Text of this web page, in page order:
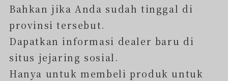
Bahkan jika Anda sudah tinggal di
provinsi tersebut.
Dapatkan informasi dealer baru di
situs jejaring sosial.
Hanya untuk membeli produk untuk